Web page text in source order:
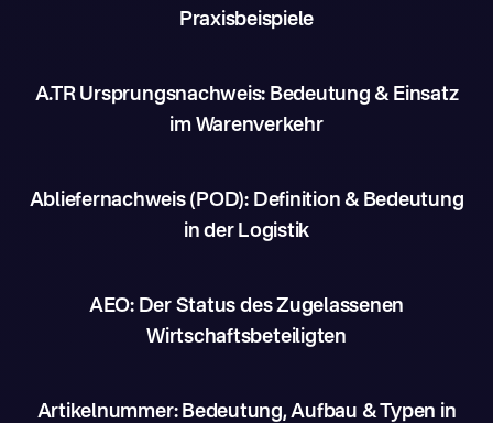
Praxisbeispiele
A.TR Ursprungsnachweis: Bedeutung & Einsatz
im Warenverkehr
Abliefernachweis (POD): Definition & Bedeutung
in der Logistik
AEO: Der Status des Zugelassenen
Wirtschaftsbeteiligten
Artikelnummer: Bedeutung, Aufbau & Typen in